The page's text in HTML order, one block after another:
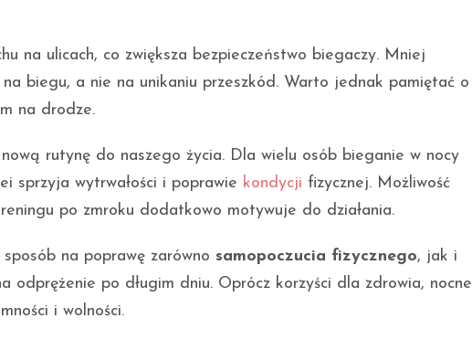
na ulicach, co zwiększa bezpieczeństwo biegaczy. Mniej
biegu, a nie na unikaniu przeszkód. Warto jednak pamiętać o
na drodze.
rutynę do naszego życia. Dla wielu osób bieganie w nocy
sprzyja wytrwałości i poprawie kondycji fizycznej. Możliwość
po zmroku dodatkowo motywuje do działania.
na poprawę zarówno samopoczucia fizycznego, jak i
odprężenie po długim dniu. Oprócz korzyści dla zdrowia, nocne
i wolności.